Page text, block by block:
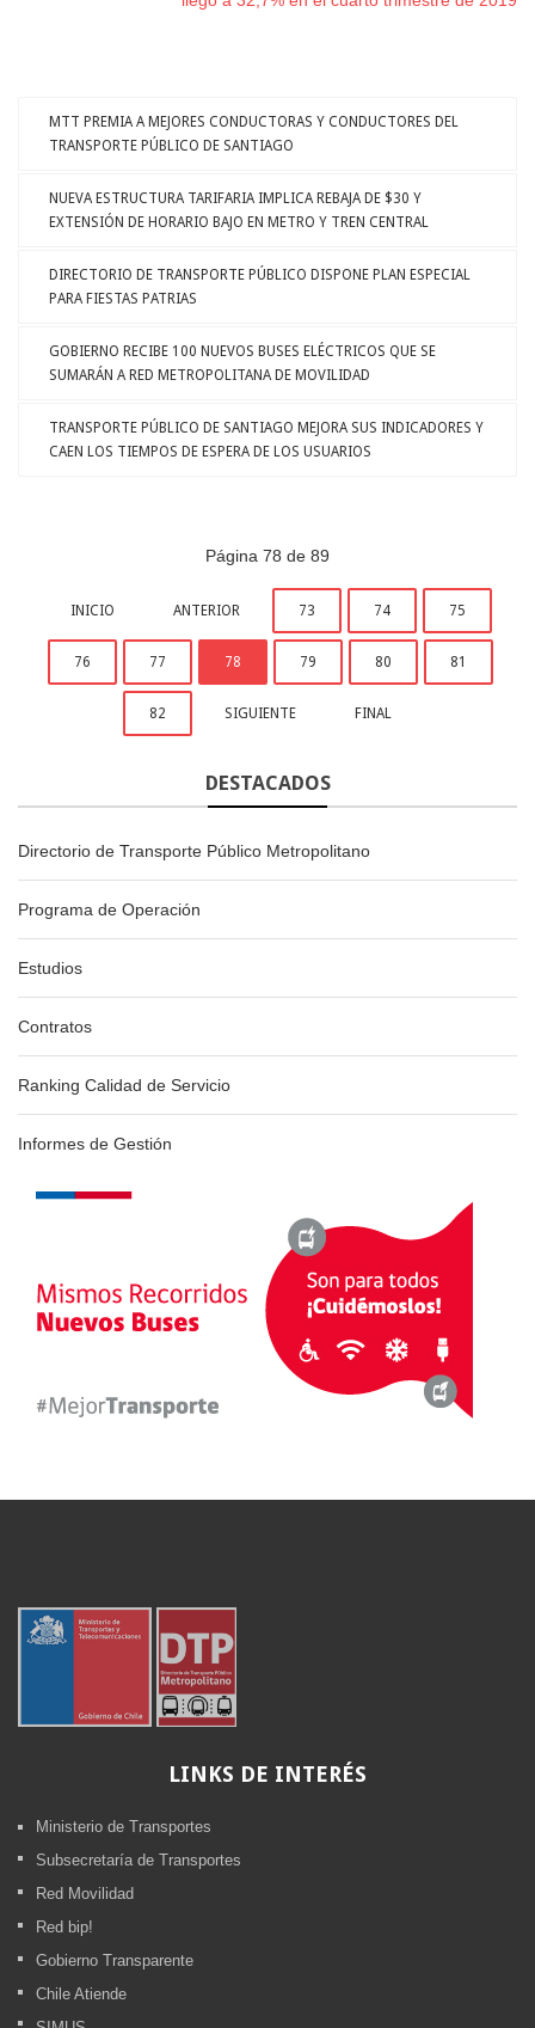
MTT PREMIA A MEJORES CONDUCTORAS Y CONDUCTORES DEL
TRANSPORTE PÚBLICO DE SANTIAGO
NUEVA ESTRUCTURA TARIFARIA IMPLICA REBAJA DE $30 Y
EXTENSIÓN DE HORARIO BAJO EN METRO Y TREN CENTRAL
DIRECTORIO DE TRANSPORTE PÚBLICO DISPONE PLAN ESPECIAL
PARA FIESTAS PATRIAS
GOBIERNO RECIBE 100 NUEVOS BUSES ELÉCTRICOS QUE SE
SUMARÁN A RED METROPOLITANA DE MOVILIDAD
TRANSPORTE PÚBLICO DE SANTIAGO MEJORA SUS INDICADORES Y
CAEN LOS TIEMPOS DE ESPERA DE LOS USUARIOS
Página 78 de 89
INICIO ANTERIOR 73 74 75
76 77 78 79 80 81
82 SIGUIENTE FINAL
DESTACADOS
Directorio de Transporte Público Metropolitano
Programa de Operación
Estudios
Contratos
Ranking Calidad de Servicio
Informes de Gestión
LINKS DE INTERÉS
Ministerio de Transportes
Subsecretaría de Transportes
Red Movilidad
Red bip!
Gobierno Transparente
Chile Atiende